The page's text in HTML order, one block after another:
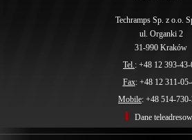
Techramps Sp. z o.o.
ul. Organki 2
31-990 Kraków
Tel. : +48 12 393-
Fax: +48 12 311-05-
Mobile: +48 514-
Dane